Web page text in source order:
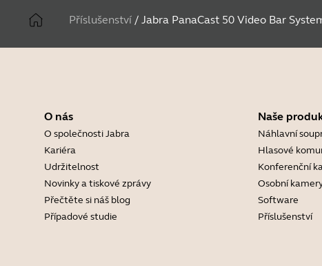
Příslušenství / Jabra PanaCast 50 Video Bar
O nás
O společnosti Jabra
Kariéra
Udržitelnost
Novinky a tiskové zprávy
Přečtěte si náš blog
Případové studie
Naše
Náhlavní
Hlasové
Konferenční
Osobní
Software
Příslušenství